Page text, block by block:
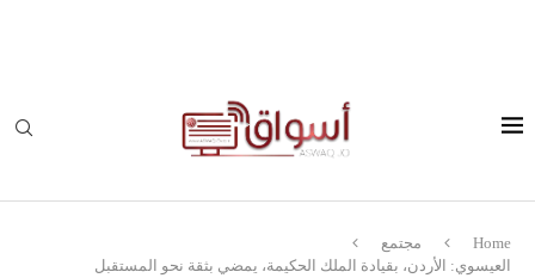
Home
مجتمع
العيسوي: الأردن، بقيادة الملك الحكيمة، يمضي بثقة نحو المستقبل